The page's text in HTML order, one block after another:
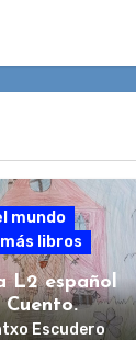
mundo
libros
L2 español
Escudero